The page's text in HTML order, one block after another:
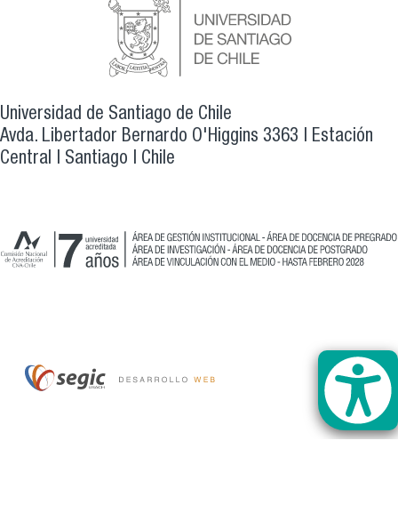
Universidad de Santiago de Chile
Avda. Libertador Bernardo O'Higgins 3363 | Estación
Central | Santiago | Chile